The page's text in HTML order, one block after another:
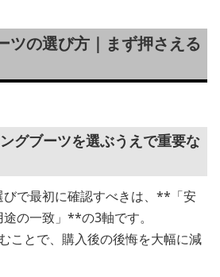
ツの選び方｜まず押さえる
グブーツを選ぶうえで重要な
びで最初に確認すべきは、**「安
の一致」**の3軸です。
ことで、購入後の後悔を大幅に減